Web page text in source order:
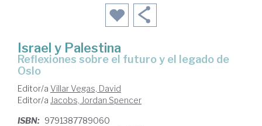
Israel y Palestina
reflexiones sobre el futuro y el legado de
Oslo
Editor/a Villar Vegas, David
Editor/a Jacobs, Jordan Spencer
ISBN: 9791387789060